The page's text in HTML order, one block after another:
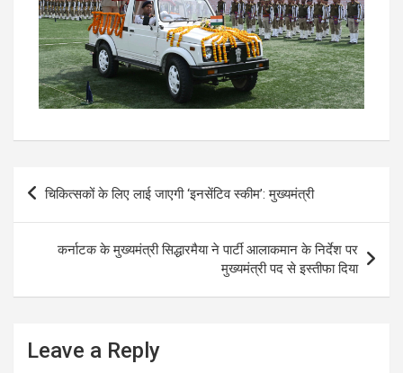
Post
navigation
चिकित्सकों के लिए लाई जाएगी ‘इनसेंटिव स्कीम’: मुख्यमंत्री
कर्नाटक के मुख्यमंत्री सिद्धारमैया ने पार्टी आलाकमान के निर्देश पर
मुख्यमंत्री पद से इस्तीफा दिया
Leave a Reply